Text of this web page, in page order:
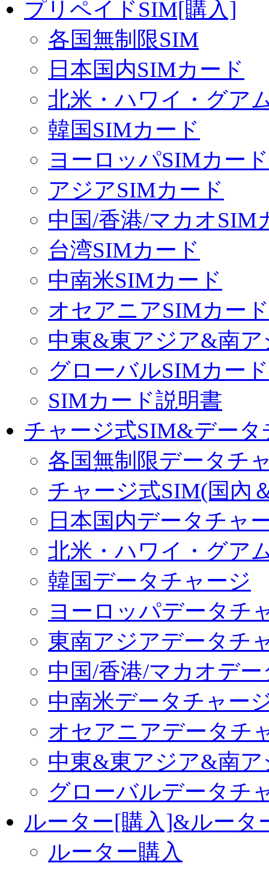
プリペイドSIM[購入]
各国無制限SIM
日本国内SIMカード
北米・ハワイ・グア
韓国SIMカード
ヨーロッパSIMカード
アジアSIMカード
中国/香港/マカオSIM
台湾SIMカード
中南米SIMカード
オセアニアSIMカード
中東&東アジア&南
グローバルSIMカード
SIMカード説明書
チャージ式SIM&デー
各国無制限データチ
チャージ式SIM(国內
日本国内データチャ
北米・ハワイ・グア
韓国データチャージ
ヨーロッパデータチ
東南アジアデータチ
中国/香港/マカオデ
中南米データチャー
オセアニアデータチ
中東&東アジア&南
グローバルデータチ
ルーター[購入]&ルータ
ルーター購入